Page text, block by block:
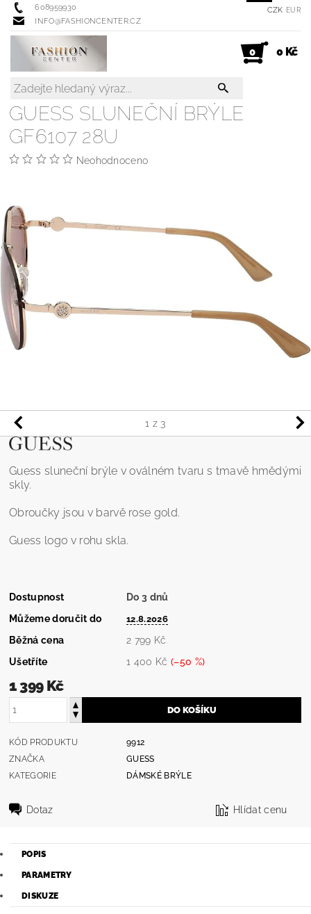
608959930
INFO@FASHIONCENTER.CZ
CZK EUR
0 0 Kč
1 z 3
GUESS SLUNEČNÍ BRÝLE
GF6107 28U
Neohodnoceno
Guess sluneční brýle v oválném tvaru s tmavě hmědými
skly.
Obroučky jsou v barvě rose gold.
Guess logo v rohu skla.
Dostupnost
Do 3 dnů
Můžeme doručit do
12.8.2026
Běžná cena
2 799 Kč
Ušetříte
1 400 Kč (–50 %)
1 399 Kč
KÓD PRODUKTU
9912
ZNAČKA
GUESS
KATEGORIE
DÁMSKÉ BRÝLE
Dotaz Hlídat cenu
POPIS
PARAMETRY
DISKUZE